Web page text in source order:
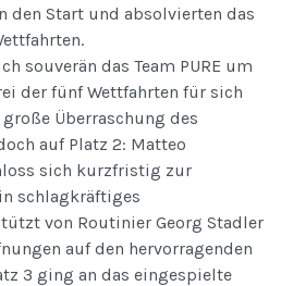
den Start und absolvierten das
souverän das Team PURE um
der fünf Wettfahrten für sich
Überraschung des
auf Platz 2: Matteo
sich kurzfristig zur
schlagkräftiges
von Routinier Georg Stadler
auf den hervorragenden
3 ging an das eingespielte